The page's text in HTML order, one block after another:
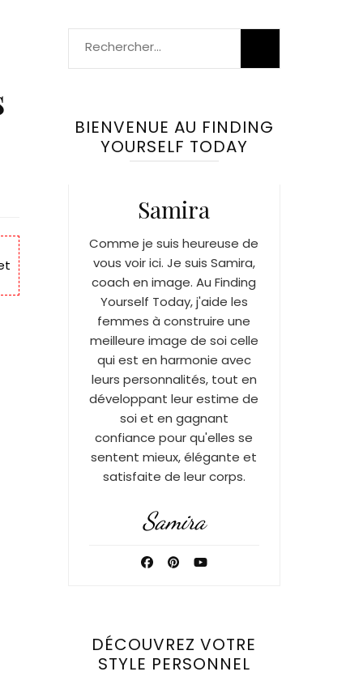
Rechercher :
BIENVENUE AU FINDING
YOURSELF TODAY
Samira
Comme je suis heureuse de
vous voir ici. Je suis Samira,
coach en image. Au Finding
Yourself Today, j'aide les
femmes à construire une
meilleure image de soi celle
qui est en harmonie avec
leurs personnalités, tout en
développant leur estime de
soi et en gagnant
confiance pour qu'elles se
sentent mieux, élégante et
satisfaite de leur corps.
Samira
DÉCOUVREZ VOTRE
STYLE PERSONNEL